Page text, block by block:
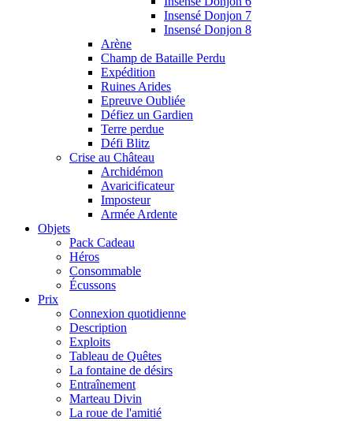
Insensé Donjon 7
Insensé Donjon 8
Arène
Champ de Bataille Perdu
Expédition
Ruines Arides
Epreuve Oubliée
Défiez un Gardien
Terre perdue
Défi Blitz
Crise au Château
Archidémon
Avaricificateur
Imposteur
Armée Ardente
Objets
Pack Cadeau
Héros
Consommable
Écussons
Prix
Connexion quotidienne
Description
Exploits
Tableau de Quêtes
La fontaine de désirs
Entraînement
Marteau Divin
La roue de l'amitié